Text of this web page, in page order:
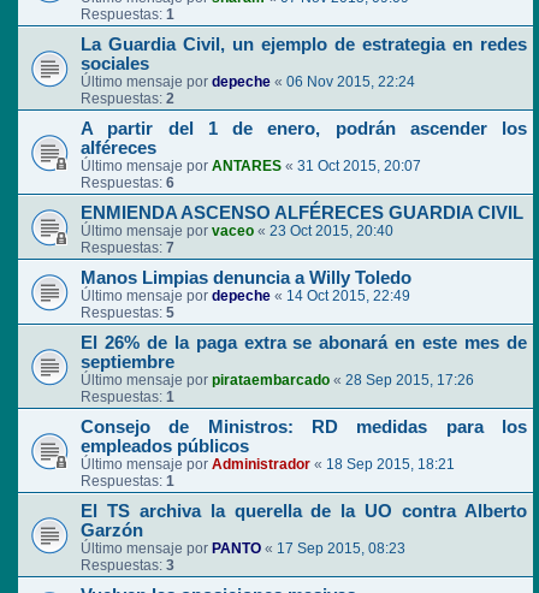
Respuestas: 1
La Guardia Civil, un ejemplo de estrategia en redes
sociales
Último mensaje por depeche « 06 Nov 2015, 22:24
Respuestas: 2
A partir del 1 de enero, podrán ascender los
alféreces
Último mensaje por ANTARES « 31 Oct 2015, 20:07
Respuestas: 6
ENMIENDA ASCENSO ALFÉRECES GUARDIA CIVIL
Último mensaje por vaceo « 23 Oct 2015, 20:40
Respuestas: 7
Manos Limpias denuncia a Willy Toledo
Último mensaje por depeche « 14 Oct 2015, 22:49
Respuestas: 5
El 26% de la paga extra se abonará en este mes de
septiembre
Último mensaje por pirataembarcado « 28 Sep 2015, 17:26
Respuestas: 1
Consejo de Ministros: RD medidas para los
empleados públicos
Último mensaje por Administrador « 18 Sep 2015, 18:21
Respuestas: 1
El TS archiva la querella de la UO contra Alberto
Garzón
Último mensaje por PANTO « 17 Sep 2015, 08:23
Respuestas: 3